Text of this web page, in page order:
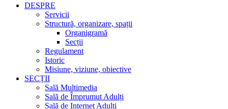
DESPRE
Servicii
Structură, organizare, spații
Organigramă
Secții
Regulament
Istoric
Misiune, viziune, obiective
SECȚII
Sală Multimedia
Sală de Împrumut Adulți
Sală de Internet Adulți